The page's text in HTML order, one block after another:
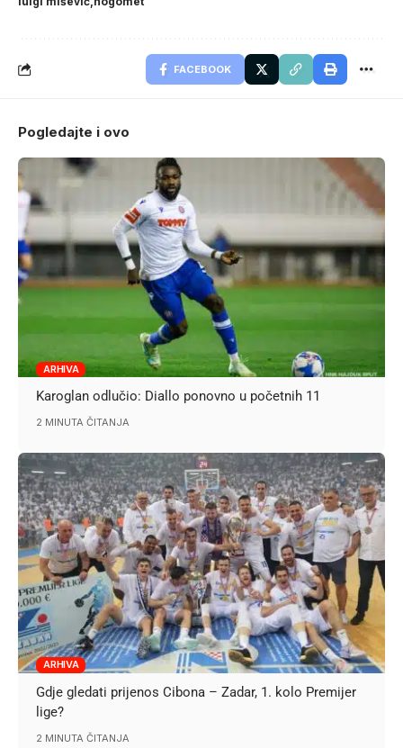
FACEBOOK
Pogledajte i ovo
ARHIVA
Karoglan odlučio: Diallo ponovno u početnih 11
2 MINUTA ČITANJA
ARHIVA
Gdje gledati prijenos Cibona – Zadar, 1. kolo Premijer
lige?
2 MINUTA ČITANJA